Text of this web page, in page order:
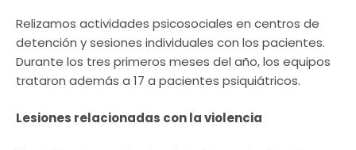
Relizamos actividades psicosociales en centros de
detención y sesiones individuales con los pacientes.
Durante los tres primeros meses del año, los equipos
trataron además a 17 a pacientes psiquiátricos.
Lesiones relacionadas con la violencia